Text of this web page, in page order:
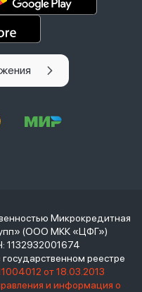
Микрокредитная
(ООО МКК «ЦФГ»)
1132932001674
реестре
от 18.03.2013
и информация о